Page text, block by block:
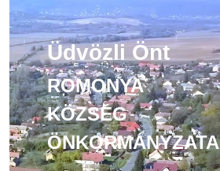
Üdvözli Önt
ROMONYA
KÖZSÉG
ÖNKORMÁNYZATA